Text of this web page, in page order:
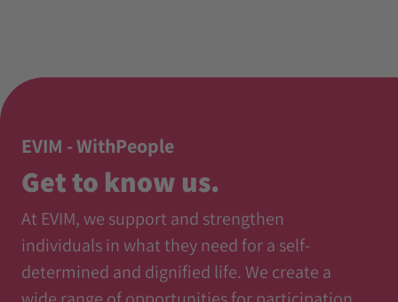
EVIM - WithPeople
Get to know us.
At EVIM, we support and strengthen
individuals in what they need for a self-
determined and dignified life. We create a